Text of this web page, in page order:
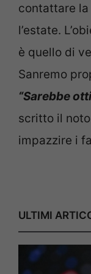
contattare
l’estate.
è quello di
Sanremo
“Sarebbe
scritto il
impazzire i
ULTIMI